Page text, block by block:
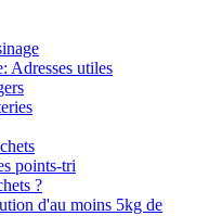
Adresses utiles
points-tri
?
d'au moins 5kg de